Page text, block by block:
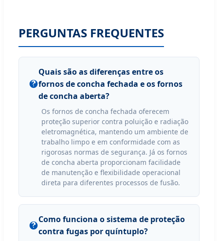
PERGUNTAS FREQUENTES
Quais são as diferenças entre os
fornos de concha fechada e os fornos
de concha aberta?
Os fornos de concha fechada oferecem
proteção superior contra poluição e radiação
eletromagnética, mantendo um ambiente de
trabalho limpo e em conformidade com as
rigorosas normas de segurança. Já os fornos
de concha aberta proporcionam facilidade
de manutenção e flexibilidade operacional
direta para diferentes processos de fusão.
Como funciona o sistema de proteção
contra fugas por quíntuplo?